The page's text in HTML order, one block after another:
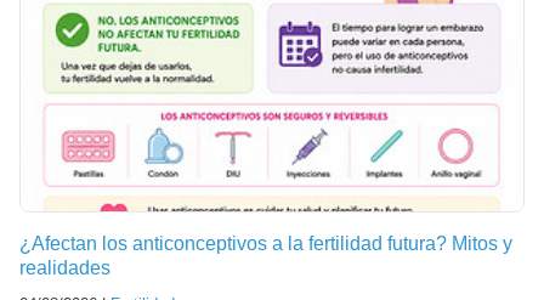
¿Afectan los anticonceptivos a la fertilidad futura? Mitos y
realidades